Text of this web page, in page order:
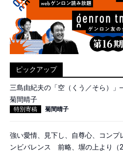
ピックアップ
三島由紀夫の「空（くう／そら）
菊間晴子
特別寄稿 菊間晴子
強い愛情、見下し、自尊心、コン
ンビバレンス 前略、塀の上より（